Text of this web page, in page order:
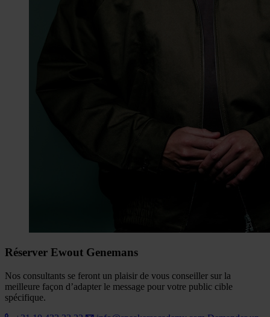
Réserver Ewout Genemans
Nos consultants se feront un plaisir de vous conseiller sur la
meilleure façon d’adapter le message pour votre public cible
spécifique.